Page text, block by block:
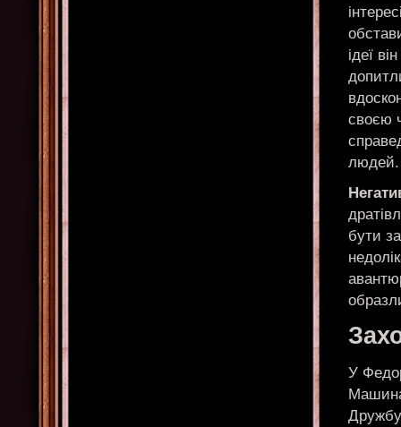
ідеї
своєю
людей.
бути
У